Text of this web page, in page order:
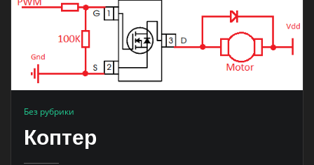
Без рубрики
Коптер